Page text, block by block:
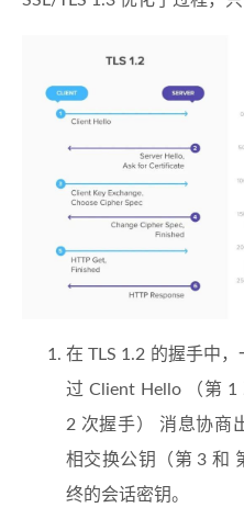
在 TLS 1.2 的握手中
过 Client Hello （第 1
2 次握手） 消息协商
相交换公钥（第 3 和
终的会话密钥。